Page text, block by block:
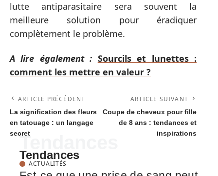
lutte antiparasitaire sera souvent la
meilleure solution pour éradiquer
complètement le problème.
A lire également : Sourcils et lunettes :
comment les mettre en valeur ?
ARTICLE PRÉCÉDENT
La signification des fleurs
en tatouage : un langage
secret
ARTICLE SUIVANT
Coupe de cheveux pour fille
de 8 ans : tendances et
inspirations
Tendances
Tendances
ACTUALITÉS